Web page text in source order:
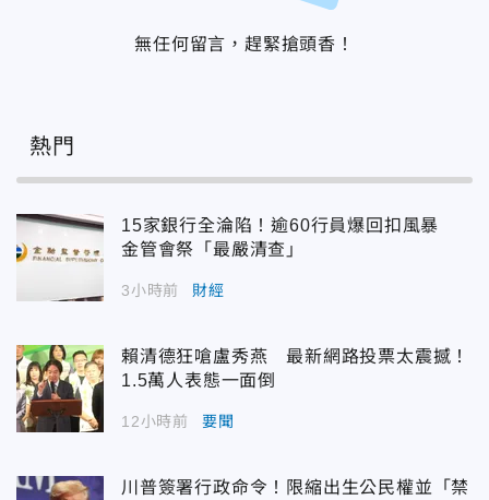
無任何留言，趕緊搶頭香！
熱門
15家銀行全淪陷！逾60行員爆回扣風暴
金管會祭「最嚴清查」
3小時前 財經
賴清德狂嗆盧秀燕 最新網路投票太震撼！
1.5萬人表態一面倒
12小時前 要聞
川普簽署行政命令！限縮出生公民權並「禁